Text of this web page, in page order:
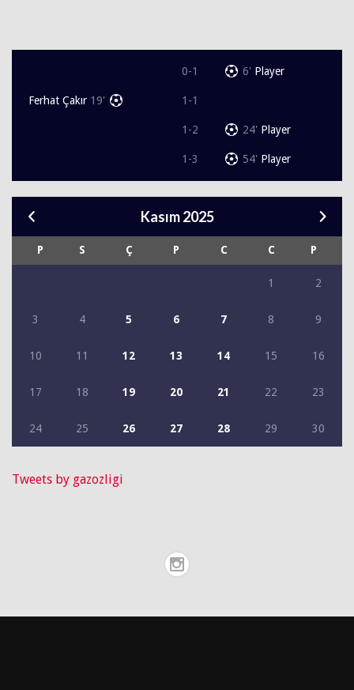
0-1 6' Player
Ferhat Çakır 19' 1-1
1-2 24' Player
1-3 54' Player
Kasım 2025
P S Ç P C C P
1 2
3 4 5 6 7 8 9
10 11 12 13 14 15 16
17 18 19 20 21 22 23
24 25 26 27 28 29 30
Tweets by gazozligi